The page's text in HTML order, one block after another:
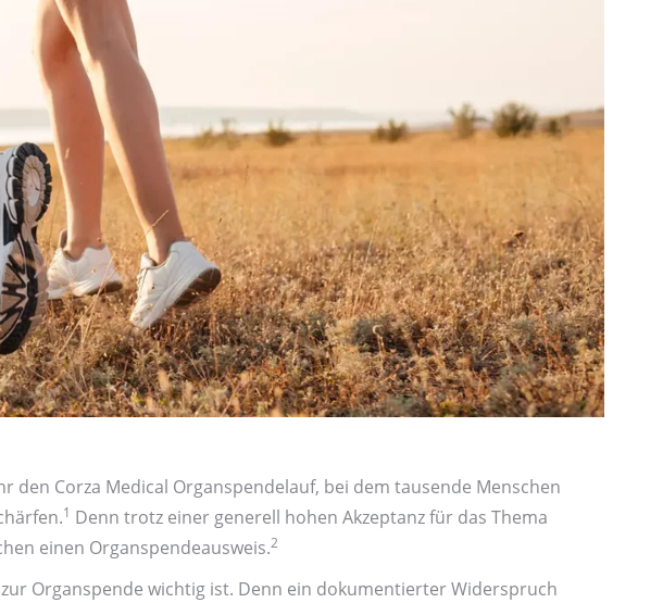
den Corza Medical Organ­spendelauf, bei dem tausende Menschen
1 Denn trotz einer generell hohen Akzeptanz für das Thema
einen Organspende­ausweis.2
Organ­spende wichtig ist. Denn ein dokumentierter Wider­spruch